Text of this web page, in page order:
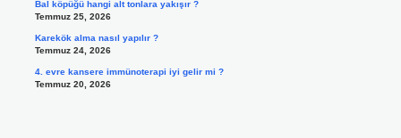
Bal köpüğü hangi alt tonlara yakışır ?
Temmuz 25, 2026
Karekök alma nasıl yapılır ?
Temmuz 24, 2026
4. evre kansere immünoterapi iyi gelir mi ?
Temmuz 20, 2026